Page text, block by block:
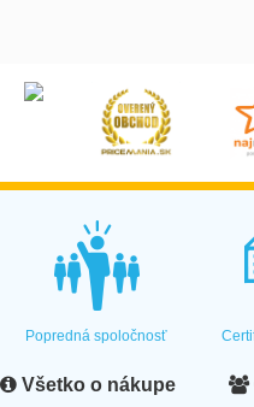
Popredná spoločnosť
Všetko o nákupe